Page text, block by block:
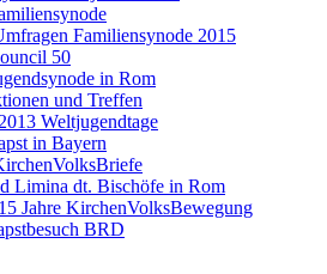
Familiensynode 2015
50
in Rom
und Treffen
Weltjugendtage
in Bayern
Limina dt. Bischöfe in Rom
Jahre KirchenVolksBewegung
BRD